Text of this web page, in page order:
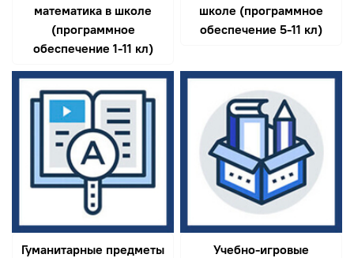
математика в школе
(программное
обеспечение 1-11 кл)
школе (программное
обеспечение 5-11 кл)
Гуманитарные предметы
Учебно-игровые